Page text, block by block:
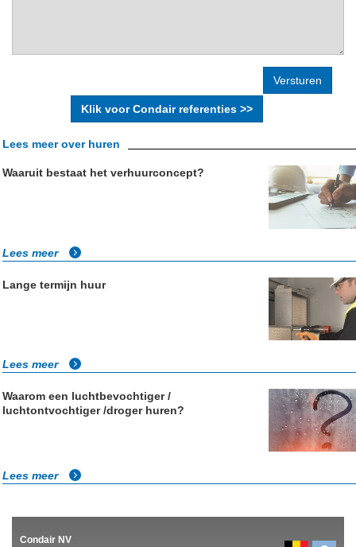
Klik voor Condair referenties >>
Lees meer over huren
Waaruit bestaat het verhuurconcept?
Lees meer
Lange termijn huur
Lees meer
Waarom een luchtbevochtiger /
luchtontvochtiger /droger huren?
Lees meer
Condair NV